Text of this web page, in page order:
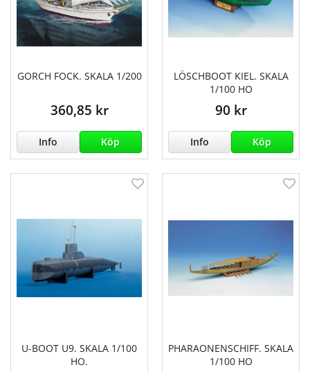
GORCH FOCK. SKALA 1/200
360,85 kr
Info Köp
LÖSCHBOOT KIEL. SKALA
1/100 HO
90 kr
Info Köp
U-BOOT U9. SKALA 1/100
HO.
PHARAONENSCHIFF. SKALA
1/100 HO